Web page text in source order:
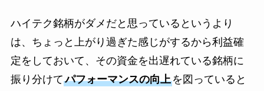
ハイテク銘柄がダメだと思っているというより
は、ちょっと上がり過ぎた感じがするから利益確
定をしておいて、その資金を出遅れている銘柄に
振り分けてパフォーマンスの向上を図っていると